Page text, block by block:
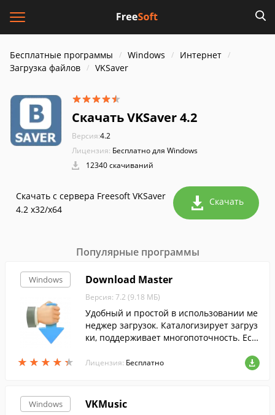
Бесплатные программы Windows
Интернет
Загрузка файлов
VKSaver
Скачать VKSaver 4.2
Версия:4.2
Лицензия: Бесплатно для Windows
12340 скачиваний
Скачать с сервера Freesoft VKSaver
4.2 x32/x64
Скачать
Популярные программы
Windows
★ ★ ★ ★ ★
★ ★ ★ ★ ★
Download Master
Версия: 7.2 (9.18 МБ)
Удобный и простой в использовании ме
неджер загрузок. Каталогизирует загруз
ки, поддерживает многопоточность. Ест
FTP-протокола.
Лицензия: Бесплатно
Windows VKMusic